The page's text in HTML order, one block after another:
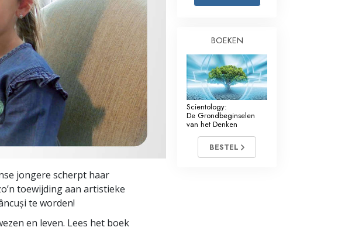
Oplossingen voor het Drugsprobleem
Kinderen
Hulpmiddelen bij het Dagelijks Werk
Ethiek en de Condities
De Oorzaak van Onderdrukking
Feitenonderzoek
De Grondbeginselen van Organiseren
jongere scherpt haar
toewijding aan artistieke
te worden!
en leven. Lees het boek
BOEKEN
Scientology:
De Grondbeginselen
van het Denken
BESTEL